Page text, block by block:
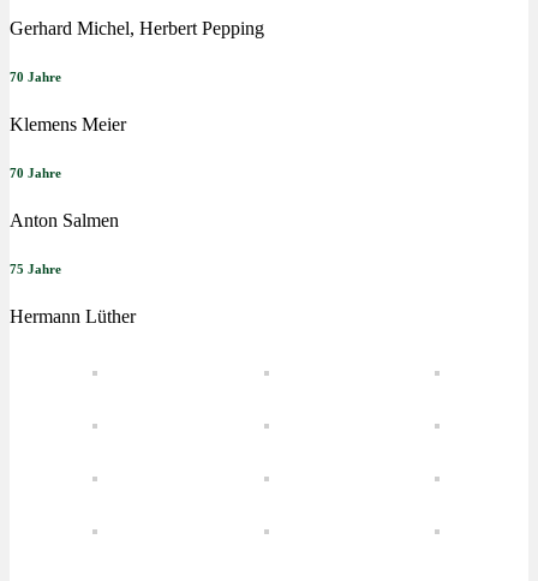
Gerhard Michel, Herbert Pepping
70 Jahre
Klemens Meier
70 Jahre
Anton Salmen
75 Jahre
Hermann Lüther